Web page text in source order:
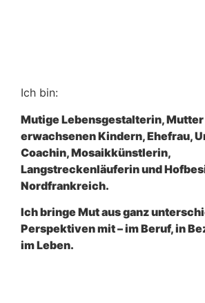
Ich bin:
Mutige Lebensgestalterin,
erwachsenen Kindern, Ehefrau,
Coachin, Mosaikkünstlerin,
Langstreckenläuferin und
Nordfrankreich.
Ich bringe Mut aus ganz
Perspektiven mit – im Beruf, in
im Leben.